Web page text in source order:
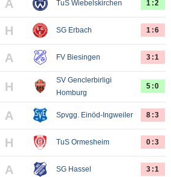
A TuS Wiebelskirchen 1:2
H SG Erbach 1:6
A FV Biesingen 3:1
H
SV Genclerbirligi
Homburg
5:0
A Spvgg. Einöd-Ingweiler 8:3
H TuS Ormesheim 0:3
A SG Hassel 3:1